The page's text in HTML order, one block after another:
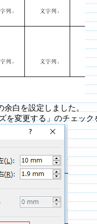
白を設定しました。
を変更する」のチェック